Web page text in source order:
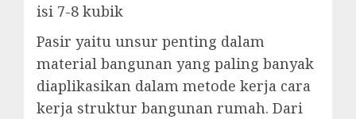
isi 7-8 kubik
Pasir yaitu unsur penting dalam
material bangunan yang paling banyak
diaplikasikan dalam metode kerja cara
kerja struktur bangunan rumah. Dari